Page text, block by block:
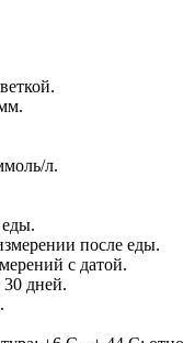
л.
еды.
после еды.
с датой.
30 дней.